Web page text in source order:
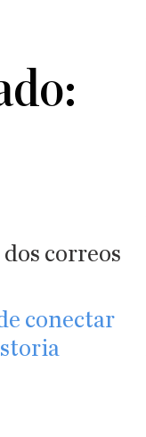
correos
conectar